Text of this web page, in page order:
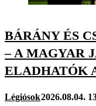
BÁRÁNY ÉS
– A MAGYAR
ELADHATÓK
Légiósok2026.08.04.